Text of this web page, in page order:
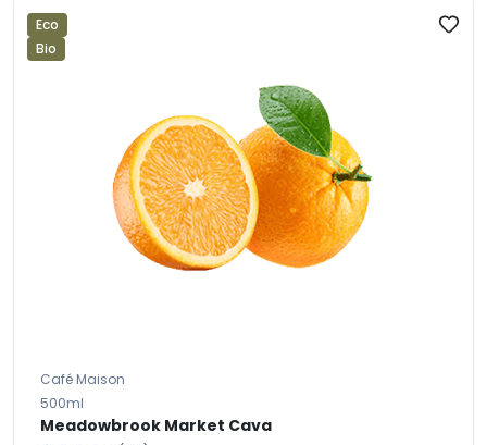
Eco
Bio
Café Maison
500ml
Meadowbrook Market Cava